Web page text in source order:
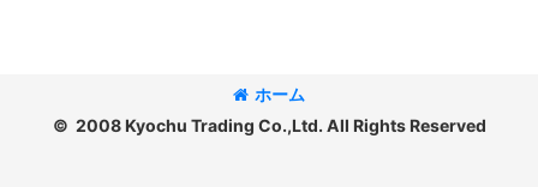
ホーム
© 2008 Kyochu Trading Co.,Ltd. All Rights Reserved